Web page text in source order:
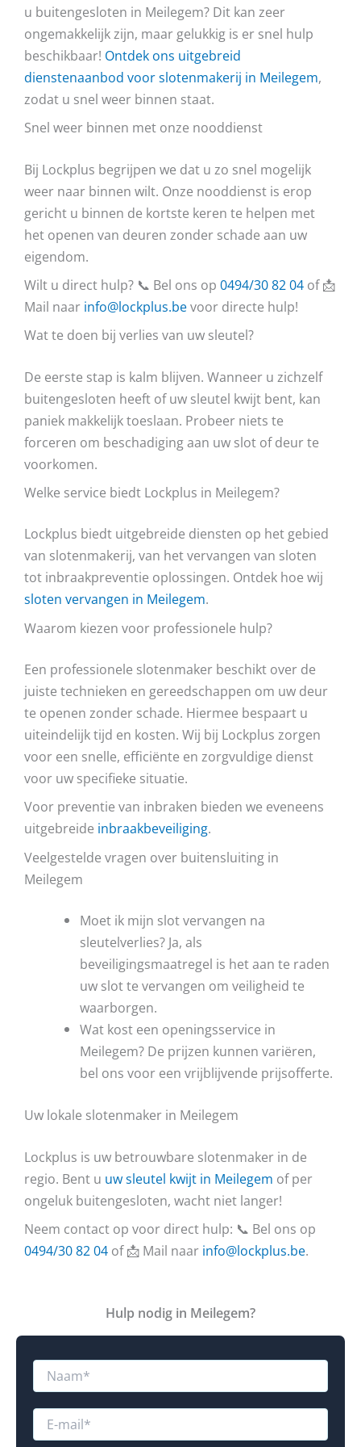
u buitengesloten in Meilegem? Dit kan zeer
ongemakkelijk zijn, maar gelukkig is er snel hulp
beschikbaar! Ontdek ons uitgebreid
dienstenaanbod voor slotenmakerij in Meilegem,
zodat u snel weer binnen staat.
Snel weer binnen met onze nooddienst
Bij Lockplus begrijpen we dat u zo snel mogelijk
weer naar binnen wilt. Onze nooddienst is erop
gericht u binnen de kortste keren te helpen met
het openen van deuren zonder schade aan uw
eigendom.
Wilt u direct hulp? 📞 Bel ons op 0494/30 82 04 of 📩
Mail naar info@lockplus.bevoor directe hulp!
Wat te doen bij verlies van uw sleutel?
De eerste stap is kalm blijven. Wanneer u zichzelf
buitengesloten heeft of uw sleutel kwijt bent, kan
paniek makkelijk toeslaan. Probeer niets te
forceren om beschadiging aan uw slot of deur te
voorkomen.
Welke service biedt Lockplus in Meilegem?
Lockplus biedt uitgebreide diensten op het gebied
van slotenmakerij, van het vervangen van sloten
tot inbraakpreventie oplossingen. Ontdek hoe wij
sloten vervangen in Meilegem.
Waarom kiezen voor professionele hulp?
Een professionele slotenmaker beschikt over de
juiste technieken en gereedschappen om uw deur
te openen zonder schade. Hiermee bespaart u
uiteindelijk tijd en kosten. Wij bij Lockplus zorgen
voor een snelle, efficiënte en zorgvuldige dienst
voor uw specifieke situatie.
Voor preventie van inbraken bieden we eveneens
uitgebreide inbraakbeveiliging.
Veelgestelde vragen over buitensluiting in
Meilegem
Moet ik mijn slot vervangen na
sleutelverlies? Ja, als
beveiligingsmaatregel is het aan te raden
uw slot te vervangen om veiligheid te
waarborgen.
Wat kost een openingsservice in
Meilegem? De prijzen kunnen variëren,
bel ons voor een vrijblijvende prijsofferte.
Uw lokale slotenmaker in Meilegem
Lockplus is uw betrouwbare slotenmaker in de
regio. Bent u uw sleutel kwijt in Meilegem of per
ongeluk buitengesloten, wacht niet langer!
Neem contact op voor direct hulp: 📞 Bel ons op
0494/30 82 04 of 📩 Mail naar info@lockplus.be.
Hulp nodig in Meilegem?
u
-
m
i
N
mE